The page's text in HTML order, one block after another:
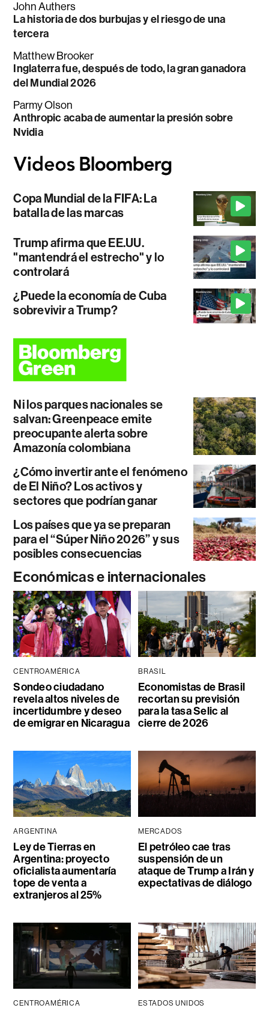
John Authers
La historia de dos burbujas y el riesgo de una
tercera
Matthew Brooker
Inglaterra fue, después de todo, la gran ganadora
del Mundial 2026
Parmy Olson
Anthropic acaba de aumentar la presión sobre
Nvidia
Copa Mundial de la FIFA: La
batalla de las marcas
Trump afirma que EE.UU.
"mantendrá el estrecho" y lo
controlará
¿Puede la economía de Cuba
sobrevivir a Trump?
Ni los parques nacionales se
salvan: Greenpeace emite
preocupante alerta sobre
Amazonía colombiana
¿Cómo invertir ante el fenómeno
de El Niño? Los activos y
sectores que podrían ganar
Los países que ya se preparan
para el “Súper Niño 2026” y sus
posibles consecuencias
Económicas e internacionales
CENTROAMÉRICA
Sondeo ciudadano
revela altos niveles de
incertidumbre y deseo
de emigrar en Nicaragua
BRASIL
Economistas de Brasil
recortan su previsión
para la tasa Selic al
cierre de 2026
ARGENTINA
Ley de Tierras en
Argentina: proyecto
oficialista aumentaría
tope de venta a
extranjeros al 25%
MERCADOS
El petróleo cae tras
suspensión de un
ataque de Trump a Irán y
expectativas de diálogo
CENTROAMÉRICA ESTADOS UNIDOS